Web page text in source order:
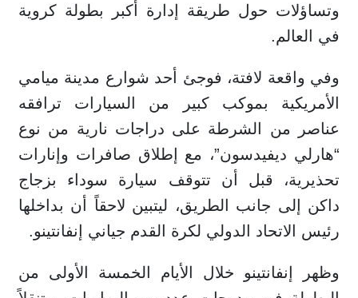
وتساؤلات حول طريقة إدارة أكبر بطولة كروية
في العالم.
وفي واقعة لافتة، فوجئ أحد شوارع مدينة ميامي
الأمريكية بموكب كبير من السيارات ترافقه
عناصر من الشرطة على دراجات نارية من نوع
“هارلي ديفيدسون”، مع إطلاق صافرات وإنارات
تحذيرية، قبل أن تتوقف سيارة سوداء بزجاج
داكن إلى جانب الطريق، ليتبين لاحقاً أن بداخلها
رئيس الاتحاد الدولي لكرة القدم جياني إنفانتينو.
وظهر إنفانتينو خلال الأيام الخمسة الأولى من